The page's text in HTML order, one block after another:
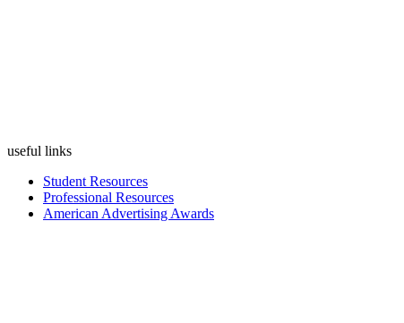
useful links
Student Resources
Professional Resources
American Advertising Awards